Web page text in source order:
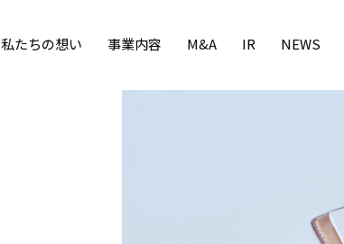
私たちの想い 事業内容 M&A IR NEWS